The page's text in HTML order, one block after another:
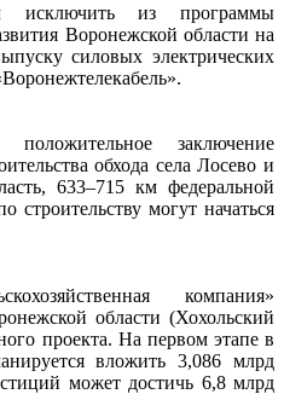
исключить из программы
Воронежской области на
силовых электрических
заключение
обхода села Лосево и
633–715 км федеральной
могут начаться
компания»
области (Хохольский
проекта. На первом этапе в
вложить 3,086 млрд
может достичь 6,8 млрд